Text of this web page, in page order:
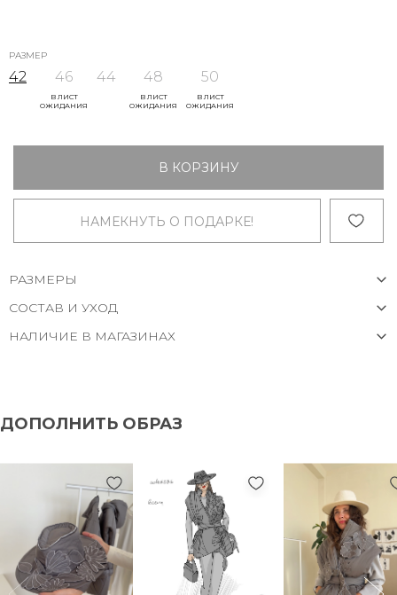
РАЗМЕР
42 46
В ЛИСТ
ОЖИДАНИЯ
44 48
В ЛИСТ
ОЖИДАНИЯ
50
В ЛИСТ
ОЖИДАНИЯ
В КОРЗИНУ
НАМЕКНУТЬ О ПОДАРКЕ!
РАЗМЕРЫ
СОСТАВ И УХОД
НАЛИЧИЕ В МАГАЗИНАХ
ДОПОЛНИТЬ ОБРАЗ